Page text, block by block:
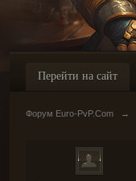
Перейти на сайт
Форум Euro-PvP.Com →